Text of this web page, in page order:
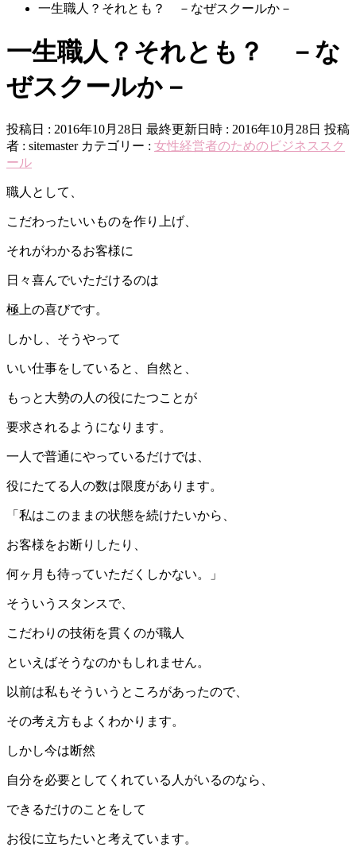
一生職人？それとも？ －なぜスクールか－
一生職人？それとも？ －な
ぜスクールか－
投稿日 : 2016年10月28日 最終更新日時 : 2016年10月28日 投稿
者 : sitemaster カテゴリー : 女性経営者のためのビジネススク
ール
職人として、
こだわったいいものを作り上げ、
それがわかるお客様に
日々喜んでいただけるのは
極上の喜びです。
しかし、そうやって
いい仕事をしていると、自然と、
もっと大勢の人の役にたつことが
要求されるようになります。
一人で普通にやっているだけでは、
役にたてる人の数は限度があります。
「私はこのままの状態を続けたいから、
お客様をお断りしたり、
何ヶ月も待っていただくしかない。」
そういうスタンスで、
こだわりの技術を貫くのが職人
といえばそうなのかもしれません。
以前は私もそういうところがあったので、
その考え方もよくわかります。
しかし今は断然
自分を必要としてくれている人がいるのなら、
できるだけのことをして
お役に立ちたいと考えています。